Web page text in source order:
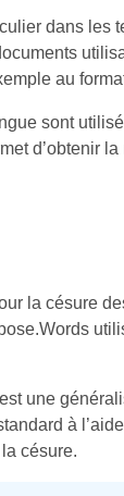
dans les
au
sont
d’obtenir
la césure
une
à
césure.